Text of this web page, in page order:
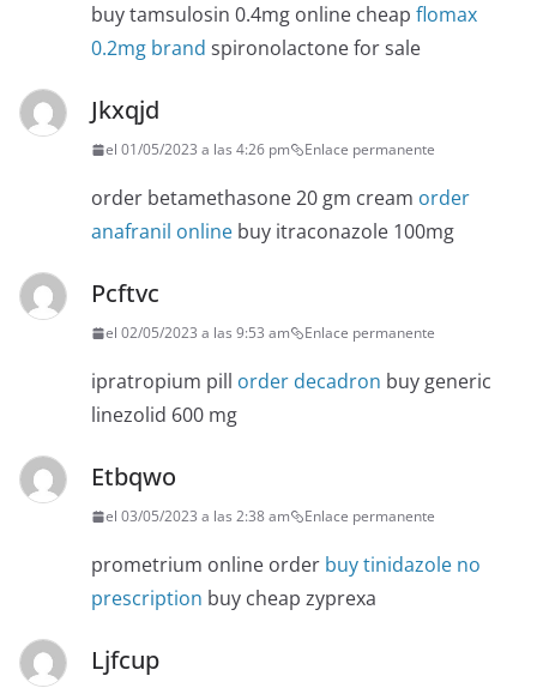
buy tamsulosin 0.4mg online cheap flomax
0.2mg brand spironolactone for sale
Jkxqjd
el 01/05/2023 a las 4:26 pm Enlace permanente
order betamethasone 20 gm cream order
anafranil online buy itraconazole 100mg
Pcftvc
el 02/05/2023 a las 9:53 am Enlace permanente
ipratropium pill order decadron buy generic
linezolid 600 mg
Etbqwo
el 03/05/2023 a las 2:38 am Enlace permanente
prometrium online order buy tinidazole no
prescription buy cheap zyprexa
Ljfcup